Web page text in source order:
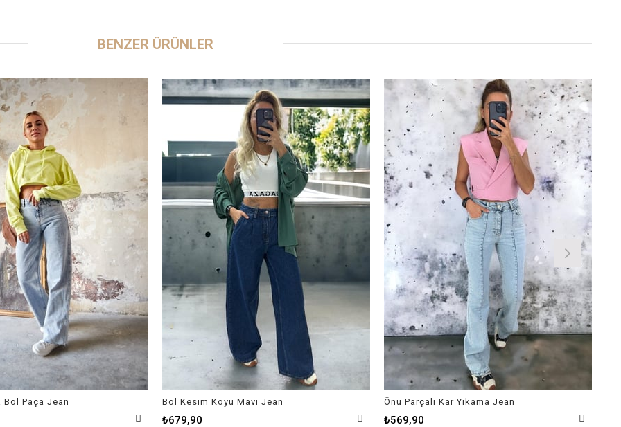
BENZER ÜRÜNLER
Bol Paça Jean Bol Kesim Koyu Mavi Jean
₺679,90
Önü Parçalı Kar Yıkama Jean
₺569,90